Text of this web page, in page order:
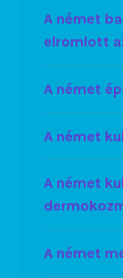
A német
elromlott
A német
A német
A német
A német